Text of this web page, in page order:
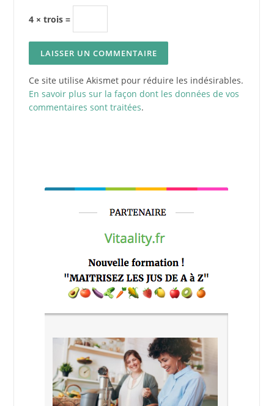
4 × trois =
Ce site utilise Akismet pour réduire les indésirables.
En savoir plus sur la façon dont les données de vos
commentaires sont traitées.